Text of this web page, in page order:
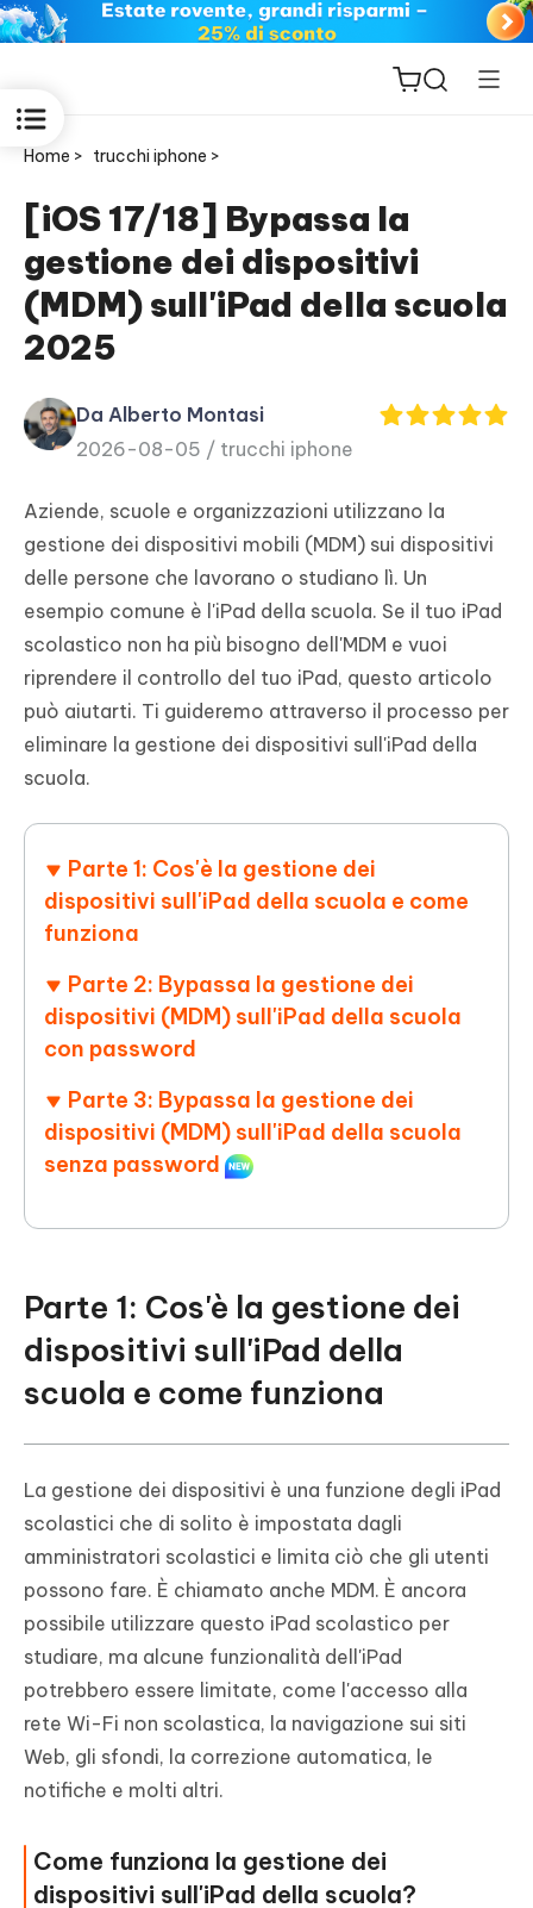
ReiBoot
for iOS
PDF
Editor
New
iAnyGo
Home > trucchi iphone >
[iOS 17/18] Bypassa la
gestione dei dispositivi
(MDM) sull'iPad della scuola
2025
Da Alberto Montasi
2026-08-05 / trucchi iphone
Aziende, scuole e organizzazioni utilizzano la
gestione dei dispositivi mobili (MDM) sui dispositivi
delle persone che lavorano o studiano lì. Un
esempio comune è l'iPad della scuola. Se il tuo iPad
scolastico non ha più bisogno dell'MDM e vuoi
riprendere il controllo del tuo iPad, questo articolo
può aiutarti. Ti guideremo attraverso il processo per
eliminare la gestione dei dispositivi sull'iPad della
scuola.
Parte 1: Cos'è la gestione dei
dispositivi sull'iPad della scuola e come
funziona
Parte 2: Bypassa la gestione dei
dispositivi (MDM) sull'iPad della scuola
con password
Parte 3: Bypassa la gestione dei
dispositivi (MDM) sull'iPad della scuola
senza password
Parte 1: Cos'è la gestione dei
dispositivi sull'iPad della
scuola e come funziona
La gestione dei dispositivi è una funzione degli iPad
scolastici che di solito è impostata dagli
amministratori scolastici e limita ciò che gli utenti
possono fare. È chiamato anche MDM. È ancora
possibile utilizzare questo iPad scolastico per
studiare, ma alcune funzionalità dell'iPad
potrebbero essere limitate, come l'accesso alla
rete Wi-Fi non scolastica, la navigazione sui siti
Web, gli sfondi, la correzione automatica, le
notifiche e molti altri.
Come funziona la gestione dei
dispositivi sull'iPad della scuola?